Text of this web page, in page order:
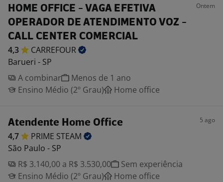
HOME OFFICE - VAGA EFETIVA
OPERADOR DE ATENDIMENTO VOZ -
CALL CENTER COMERCIAL
Ontem
4,3
CARREFOUR
Barueri - SP
A combinar
Menos de 1 ano
Ensino Médio (2º Grau)
Home office
Atendente Home Office 5 ago
4,7 PRIME STEAM
São Paulo - SP
R$ 3.140,00 a R$ 3.530,00
Sem experiência
Ensino Médio (2º Grau)
Home office